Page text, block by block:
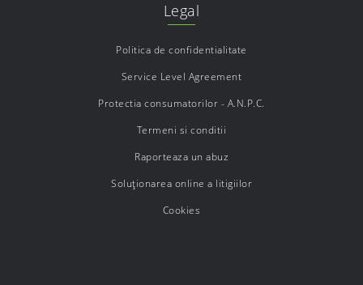
Legal
Politica de confidentialitate
Service Level Agreement
Protectia consumatorilor - A.N.P.C.
Termeni si conditii
Raporteaza un abuz
Soluționarea online a litigiilor
Cookies